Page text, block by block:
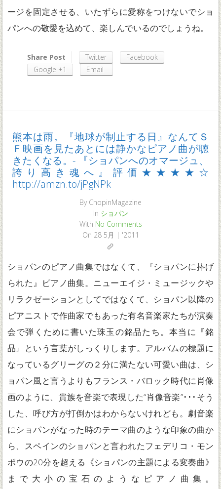
ージを固定させる、いたずらに愛称をつけないでショ
パンへの敬愛を込めて、楽しんでいるのでしょうね。
Share Post Twitter
Facebook
Google +1
Email
熊本は雨。『地球が制止する日』なんてＳ
Ｆ映画を見たあとには静かなピアノ曲が聴
きたくなる。- 『ショパンへのオマージュ、
誇り高き魂へ』評価★★★★☆
http://amzn.to/jPgNPk
ByChopinMagazine
In ショパン
With No Comments
On 28 5月 | '2011
ショパンのピアノ曲集ではなくて、『ショパンに捧げ
られた』ピアノ曲集。ニューエイジ・ミュージックや
リラクゼーションとしてではなくて、ショパン以降の
ピアニストで作曲家でもあった有名音楽家たちが演奏
会で弾くために書いた珠玉の銘品たち。本当に『銘
品』という言葉がしっくりします。アルバムの標題に
なっているグリーグの２分に満たない可愛い曲は、シ
ョパン風と言うよりもフランス・バロック時代に肖像
画のように、貴族を音楽で表現した“肖像音楽”･･･そう
した、呼び方が打倒かはわからないけれども。劇音楽
にショパンがなった時のテーマ曲のような印象の曲か
ら、スペインのショパンと言われたフェデリコ・モン
ポウの20分を超える《ショパンの主題による変奏曲》
まで大小の宝石のようなピアノ曲集。